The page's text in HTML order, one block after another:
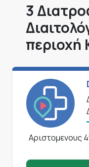
3
περιοχή
Αριστομενους